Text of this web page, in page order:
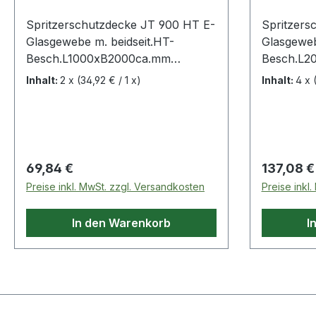
Spritzerschutzdecke JT 900 HT E-
Glasgewebe m. beidseit.HT-
Besch.L1000xB2000ca.mm
bewährt gegen Funkenflug,
belastbar, abriebfest · beste
Wärmedämmwerte · schnitt-,
schiebe- und scheuerfest · GS
(geprüfte Sicherheit) geprüft vom
TÜV Rheinland, Zertifizierungs-Nr.
0000042669Weitere technische
Schweißperlen, mechanisch
Inhalt: 2 x (34,92 € / 1 x)
Regulärer Preis:
69,84 €
Preise inkl. MwSt. zzgl. Versandkosten
In den Warenkorb
bewährt
belastbar,
schiebe-
(geprüfte
TÜV
Inhalt: 4 x
Regulärer
137,08 €
Preise